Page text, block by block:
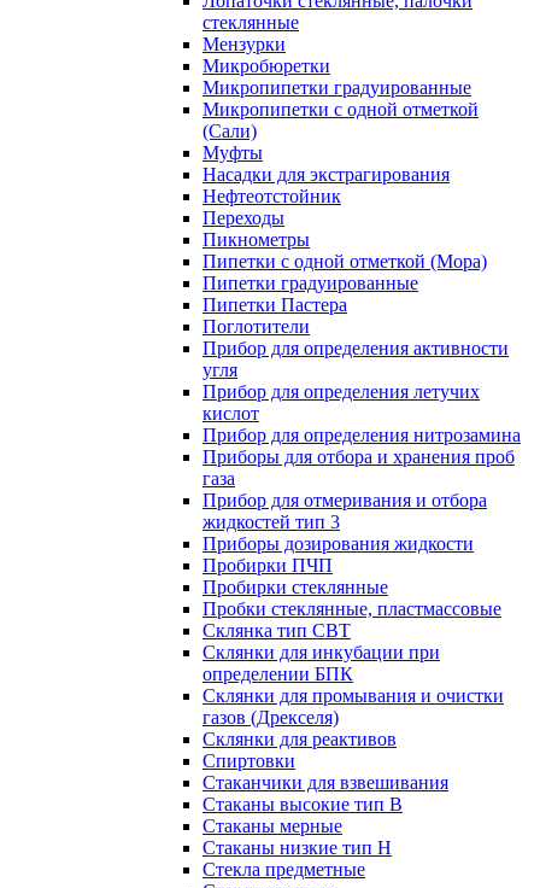
стеклянные
Мензурки
Микробюретки
Микропипетки градуированные
Микропипетки с одной отметкой
(Сали)
Муфты
Насадки для экстрагирования
Нефтеотстойник
Переходы
Пикнометры
Пипетки с одной отметкой (Мора)
Пипетки градуированные
Пипетки Пастера
Поглотители
Прибор для определения активности
угля
Прибор для определения летучих
кислот
Прибор для определения нитрозамина
Приборы для отбора и хранения проб
газа
Прибор для отмеривания и отбора
жидкостей тип 3
Приборы дозирования жидкости
Пробирки ПЧП
Пробирки стеклянные
Пробки стеклянные, пластмассовые
Склянка тип СВТ
Склянки для инкубации при
определении БПК
Склянки для промывания и очистки
газов (Дрекселя)
Склянки для реактивов
Спиртовки
Стаканчики для взвешивания
Стаканы высокие тип В
Стаканы мерные
Стаканы низкие тип Н
Стекла предметные